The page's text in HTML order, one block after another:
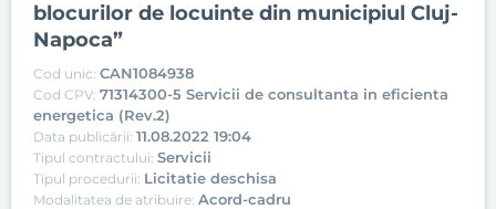
blocurilor de locuinte din municipiul Cluj-
Napoca”
Cod unic: CAN1084938
Cod CPV: 71314300-5 Servicii de consultanta in eficienta
energetica (Rev.2)
Data publicării: 11.08.2022 19:04
Tipul contractului: Servicii
Tipul procedurii: Licitatie deschisa
Modalitatea de atribuire: Acord-cadru